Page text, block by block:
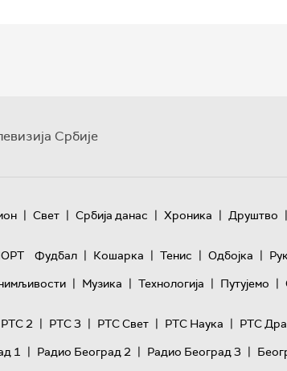
Србије
| Свет | Србија данас | Хроника | Друштво |
Фудбал | Кошарка | Тенис | Одбојка |
| Музика | Технологијa | Путујемо |
РТС 2 | РТС 3 | РТС Свет | РТС Наука | РТС
1 | Радио Београд 2 | Радио Београд 3 |